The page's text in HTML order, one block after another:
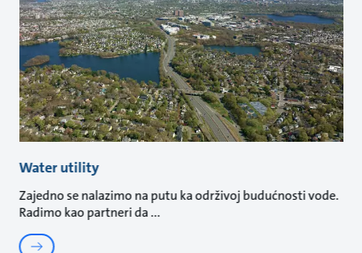
Water utility
Zajedno se nalazimo na putu ka održivoj budućnosti vode.
Radimo kao partneri da